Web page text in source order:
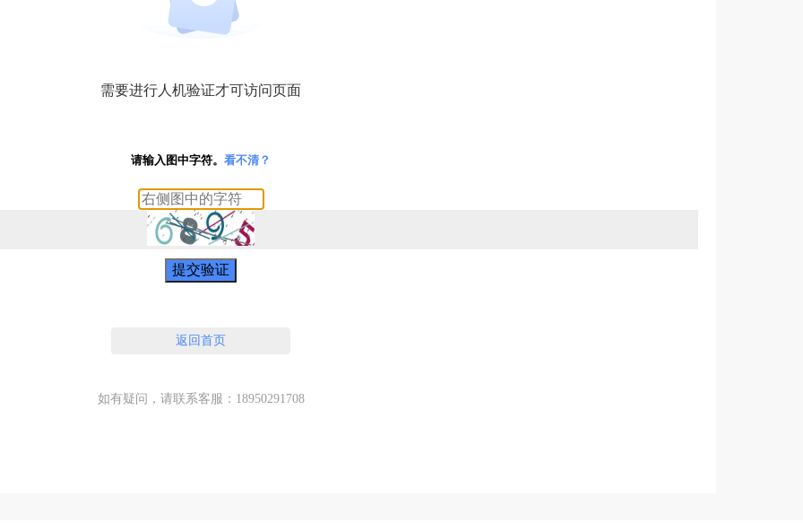
需要进行人机验证才可访问页面
请输入图中字符。 看不清？
提交验证
返回首页
如有疑问，请联系客服：18950291708